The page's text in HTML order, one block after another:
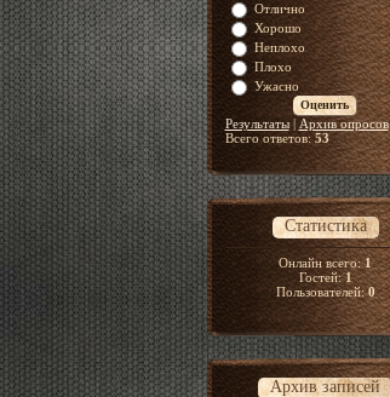
Отлично
Хорошо
Неплохо
Плохо
Ужасно
Результаты| Архив опросов
Всего ответов:53
Статистика
Онлайн всего:1
Гостей:1
Пользователей:0
Архив записей